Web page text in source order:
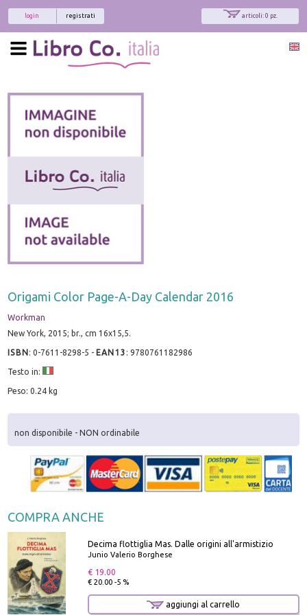
articoli: 0 pz.
registrati
login
Origami Color Page-A-Day Calendar 2016
Workman
New York, 2015; br., cm 16x15,5.
ISBN:0-7611-8298-5 - EAN13 :9780761182986
Testo in:
Peso: 0.24 kg
non disponibile - NON ordinabile
COMPRA ANCHE
Decima flottiglia Mas. Dalle origini all'armistizio
Junio Valerio Borghese
€ 19.00
€ 20.00 -5 %
aggiungi al carrello